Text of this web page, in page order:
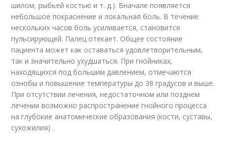
шилом, рыбьей костью и т. д.). Вначале появляется
небольшое покраснение и локальная боль. В течение
нескольких часов боль усиливается, становится
пульсирующей. Палец отекает. Общее состояние
пациента может как оставаться удовлетворительным,
так и значительно ухудшаться. При гнойниках,
находящихся под большим давлением, отмечаются
ознобы и повышение температуры до 38 градусов и выше.
При отсутствии лечения, недостаточном или позднем
лечении возможно распространение гнойного процесса
на глубокие анатомические образования (кости, суставы,
сухожилия) .